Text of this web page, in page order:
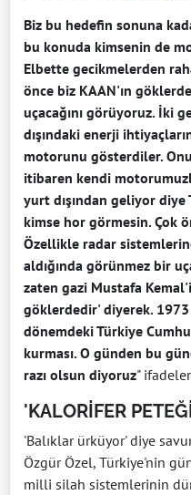
Biz bu hedefin sonuna
bu konuda kimsenin de
Elbette gecikmelerden
önce biz KAAN'ın
uçacağını görüyoruz. İki
dışındaki enerji
motorunu gösterdiler.
itibaren kendi
yurt dışından geliyor diye
kimse hor görmesin. Çok
Özellikle radar
aldığında görünmez bir
zaten gazi Mustafa
göklerdedir' diyerek.
dönemdeki Türkiye
kurması. O günden bu
razı olsun diyoruz"
'KALORİFER
'Balıklar ürküyor' diye
Özgür Özel, Türkiye'nin
milli silah sistemlerinin